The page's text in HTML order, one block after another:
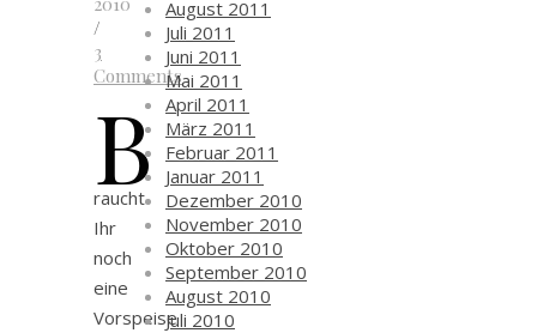
/
3
Comments
B
raucht
Ihr
noch
eine
Vorspeise
August 2011
Juli 2011
Juni 2011
Mai 2011
April 2011
März 2011
Februar 2011
Januar 2011
Dezember 2010
November 2010
Oktober 2010
September 2010
August 2010
Juli 2010